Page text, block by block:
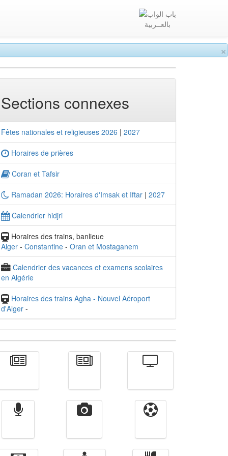
×
بالعــربية
Sections connexes
Fêtes nationales et religieuses 2026 | 2027
Horaires de prières
Coran et Tafsir
Ramadan 2026: Horaires d'Imsak et Iftar | 2027
Calendrier hidjri
Horaires des trains, banlieue
Alger - Constantine - Oran et Mostaganem
Calendrier des vacances et examens scolaires
en Algérie
Horaires des trains Agha - Nouvel Aéroport
d'Alger -